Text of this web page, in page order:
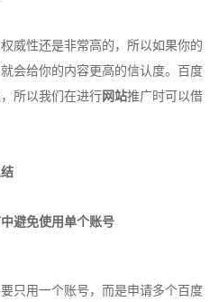
威性还是非常高的，所以如果你的
会给你的内容更高的信认度。百度
所以我们在进行 网站推广时可以借
避免使用单个账号
只用一个账号，而是申请多个百度